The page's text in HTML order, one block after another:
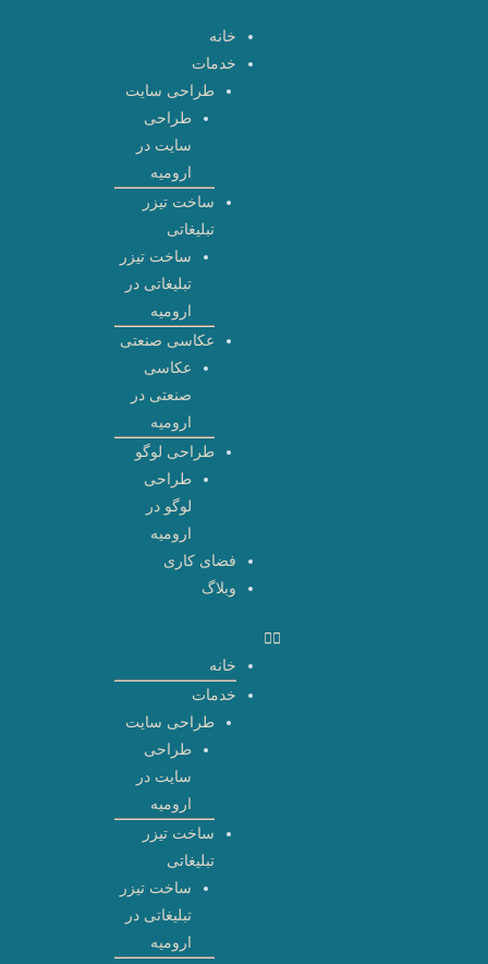
خانه
خدمات
طراحی سایت
طراحی
سایت در
ارومیه
ساخت تیزر
تبلیغاتی
ساخت تیزر
تبلیغاتی در
ارومیه
عکاسی صنعتی
عکاسی
صنعتی در
ارومیه
طراحی لوگو
طراحی
لوگو در
ارومیه
فضای کاری
وبلاگ
خانه
خدمات
طراحی سایت
طراحی
سایت در
ارومیه
ساخت تیزر
تبلیغاتی
ساخت تیزر
تبلیغاتی در
ارومیه